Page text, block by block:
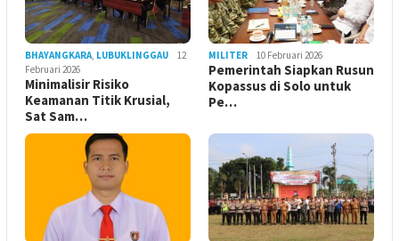
BHAYANGKARA, LUBUKLINGGAU
12
Februari 2026
Minimalisir Risiko
Keamanan Titik Krusial,
Sat Sam…
MILITER 10 Februari 2026
Pemerintah Siapkan Rusun
Kopassus di Solo untuk
Pe…